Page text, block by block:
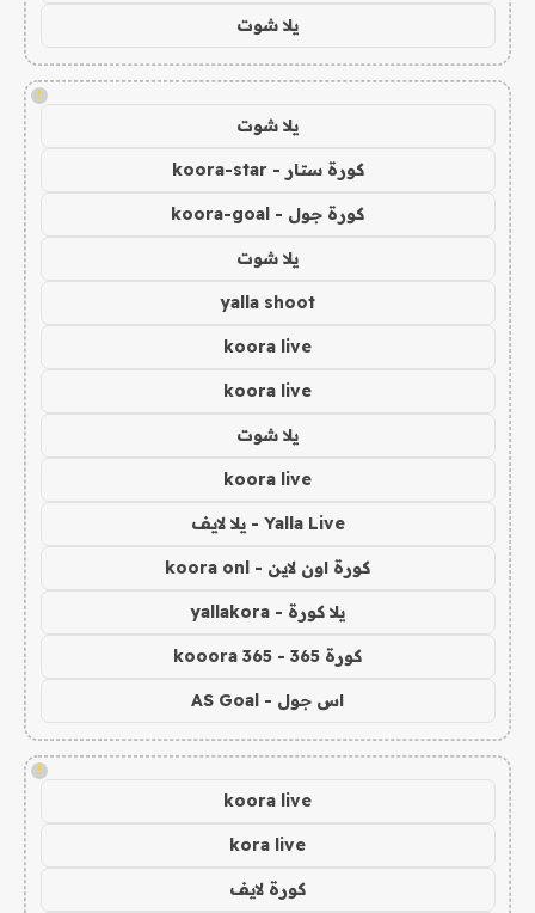
يلا شوت
!
يلا شوت
كورة ستار - koora-star
كورة جول - koora-goal
يلا شوت
yalla shoot
koora live
koora live
يلا شوت
koora live
Yalla Live - يلا لايف
كورة اون لاين - koora onl
يلا كورة - yallakora
كورة 365 - kooora 365
اس جول - AS Goal
!
koora live
kora live
كورة لايف